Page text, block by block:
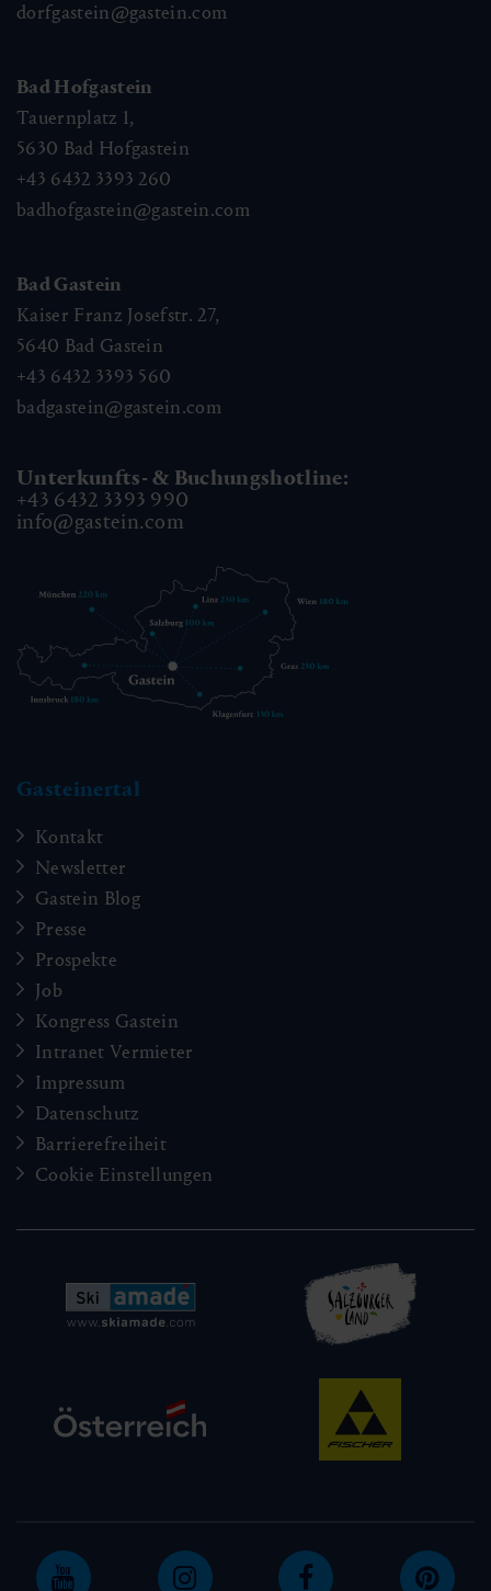
dorfgastein@gastein.com
Bad Hofgastein
Tauernplatz 1,
5630 Bad Hofgastein
+43 6432 3393 260
badhofgastein@gastein.com
Bad Gastein
Kaiser Franz Josefstr. 27,
5640 Bad Gastein
+43 6432 3393 560
badgastein@gastein.com
Unterkunfts- & Buchungshotline:
+43 6432 3393 990
info@gastein.com
Gasteinertal
Kontakt
Newsletter
Gastein Blog
Presse
Prospekte
Job
Kongress Gastein
Intranet Vermieter
Impressum
Datenschutz
Barrierefreiheit
Cookie Einstellungen